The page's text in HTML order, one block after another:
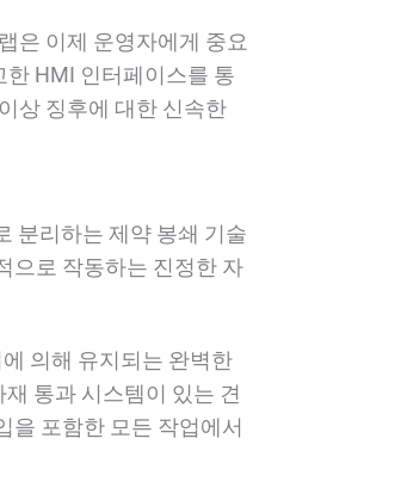
은 이제 운영자에게 중요
HMI 인터페이스를 통
상 징후에 대한 신속한
분리하는 제약 봉쇄 기술
으로 작동하는 진정한 자
의해 유지되는 완벽한
통과 시스템이 있는 견
을 포함한 모든 작업에서